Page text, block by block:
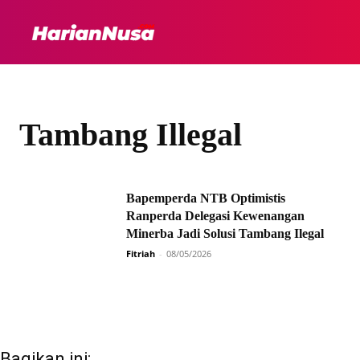
Tambang Illegal
Bapemperda NTB Optimistis
Ranperda Delegasi Kewenangan
Minerba Jadi Solusi Tambang Ilegal
Fitriah - 08/05/2026